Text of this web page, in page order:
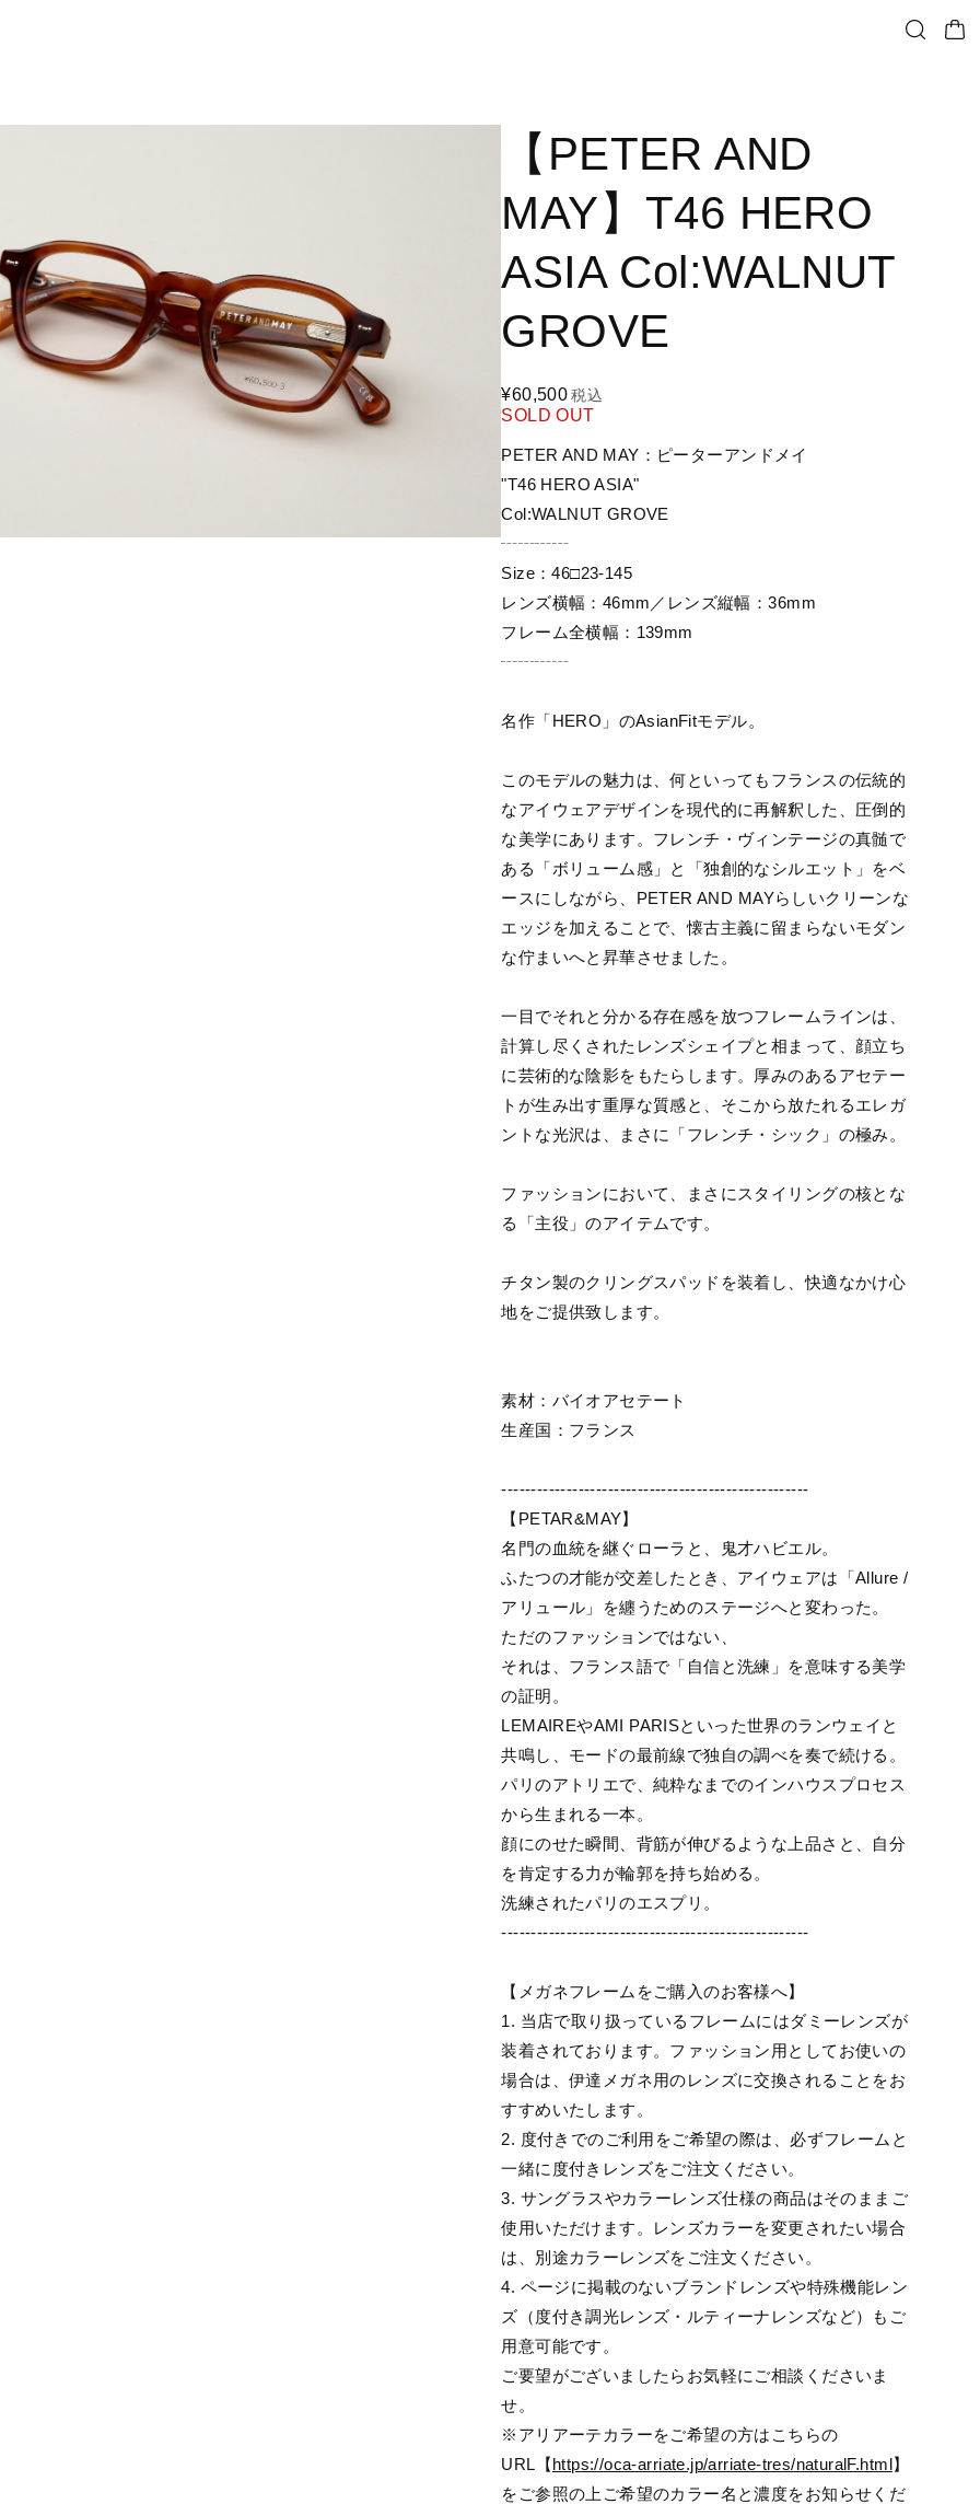
【PETER AND
MAY】T46 HERO
ASIA Col:WALNUT
GROVE
¥60,500 税込
SOLD OUT
PETER AND MAY：ピーターアンドメイ
"T46 HERO ASIA"
Col:WALNUT GROVE
┄┄┄┄
Size：46□23-145
レンズ横幅：46mm／レンズ縦幅：36mm
フレーム全横幅：139mm
┄┄┄┄
名作「HERO」のAsianFitモデル。
このモデルの魅力は、何といってもフランスの伝統的
なアイウェアデザインを現代的に再解釈した、圧倒的
な美学にあります。フレンチ・ヴィンテージの真髄で
ある「ボリューム感」と「独創的なシルエット」をベ
ースにしながら、PETER AND MAYらしいクリーンな
エッジを加えることで、懐古主義に留まらないモダン
な佇まいへと昇華させました。
一目でそれと分かる存在感を放つフレームラインは、
計算し尽くされたレンズシェイプと相まって、顔立ち
に芸術的な陰影をもたらします。厚みのあるアセテー
トが生み出す重厚な質感と、そこから放たれるエレガ
ントな光沢は、まさに「フレンチ・シック」の極み。
ファッションにおいて、まさにスタイリングの核とな
る「主役」のアイテムです。
チタン製のクリングスパッドを装着し、快適なかけ心
地をご提供致します。
素材：バイオアセテート
生産国：フランス
----------------------------------------------------
【PETAR&MAY】
名門の血統を継ぐローラと、鬼才ハビエル。
ふたつの才能が交差したとき、アイウェアは「Allure /
アリュール」を纏うためのステージへと変わった。
ただのファッションではない、
それは、フランス語で「自信と洗練」を意味する美学
の証明。
LEMAIREやAMI PARISといった世界のランウェイと
共鳴し、モードの最前線で独自の調べを奏で続ける。
パリのアトリエで、純粋なまでのインハウスプロセス
から生まれる一本。
顔にのせた瞬間、背筋が伸びるような上品さと、自分
を肯定する力が輪郭を持ち始める。
洗練されたパリのエスプリ。
----------------------------------------------------
【メガネフレームをご購入のお客様へ】
1. 当店で取り扱っているフレームにはダミーレンズが
装着されております。ファッション用としてお使いの
場合は、伊達メガネ用のレンズに交換されることをお
すすめいたします。
2. 度付きでのご利用をご希望の際は、必ずフレームと
一緒に度付きレンズをご注文ください。
3. サングラスやカラーレンズ仕様の商品はそのままご
使用いただけます。レンズカラーを変更されたい場合
は、別途カラーレンズをご注文ください。
4. ページに掲載のないブランドレンズや特殊機能レン
ズ（度付き調光レンズ・ルティーナレンズなど）もご
用意可能です。
ご要望がございましたらお気軽にご相談くださいま
せ。
※アリアーテカラーをご希望の方はこちらの
URL【https://oca-arriate.jp/arriate-tres/naturalF.html】
をご参照の上ご希望のカラー名と濃度をお知らせくだ